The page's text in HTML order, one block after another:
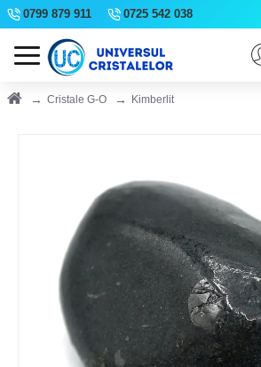
0799 879 911 0725 542 038
Cristale G-O Kimberlit